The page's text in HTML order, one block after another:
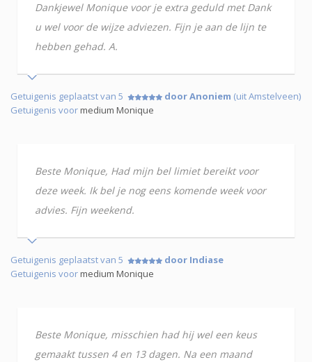
Dankjewel Monique voor je extra geduld met Dank
u wel voor de wijze adviezen. Fijn je aan de lijn te
hebben gehad. A.
Getuigenis geplaatst van 5 door Anoniem (uit Amstelveen)
Getuigenis voormedium Monique
Beste Monique, Had mijn bel limiet bereikt voor
deze week. Ik bel je nog eens komende week voor
advies. Fijn weekend.
Getuigenis geplaatst van 5
door Indiase
Getuigenis voormedium Monique
Beste Monique, misschien had hij wel een keus
gemaakt tussen 4 en 13 dagen. Na een maand